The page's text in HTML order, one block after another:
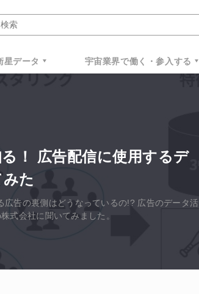
星データ 宇宙業界で働く・参入する
！ 広告配信に使用するデ
た
告の裏側はどうなっているの!? 広告のデータ活
式会社に聞いてみました。